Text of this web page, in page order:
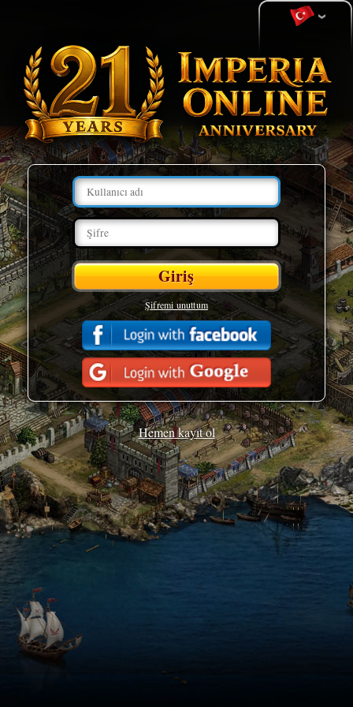
Şifremi unuttum
Hemen kayıt ol